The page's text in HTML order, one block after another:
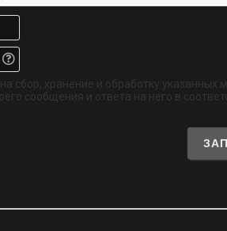
Имя*
Email.
обязательно
сбор, хранение и обработку указанных
сообщения и ответа на него в